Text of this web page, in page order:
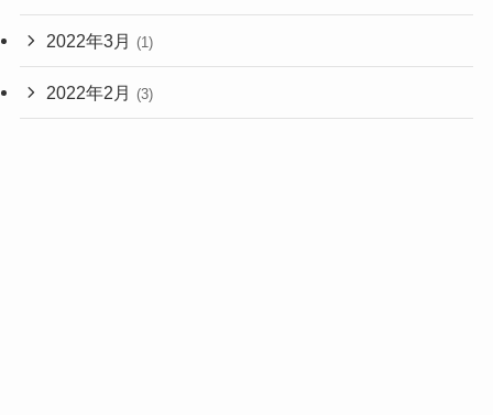
2022年3月 (1)
2022年2月 (3)